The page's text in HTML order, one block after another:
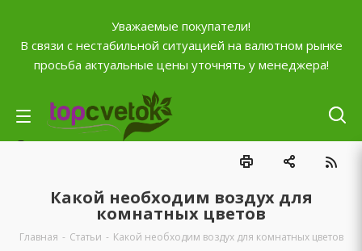
Уважаемые покупатели!
В связи с нестабильной ситуацией на валютном рынке
просьба актуальные цены уточнять у менеджера!
Отложенные
Сравнение товаров
0
Какой необходим воздух для
комнатных цветов
Главная - Статьи - Какой необходим воздух для комнатных цветов